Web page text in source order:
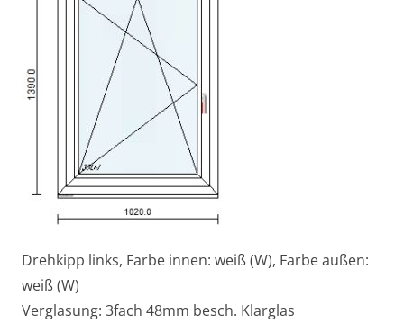
Drehkipp links, Farbe innen: weiß (W), Farbe außen:
weiß (W)
Verglasung: 3fach 48mm besch. Klarglas